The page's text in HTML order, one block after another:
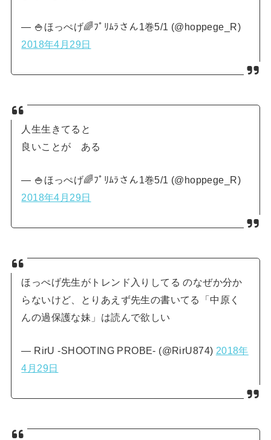
— 🍚ほっぺげ🌈ﾌﾟﾘﾑﾗさん1巻5/1 (@hoppege_R)
2018年4月29日
人生生きてると
良いことが ある
— 🍚ほっぺげ🌈ﾌﾟﾘﾑﾗさん1巻5/1 (@hoppege_R)
2018年4月29日
ほっぺげ先生がトレンド入りしてる のなぜか分か
らないけど、とりあえず先生の書いてる「中原く
んの過保護な妹」は読んで欲しい
— RirU -SHOOTING PROBE- (@RirU874) 2018年
4月29日